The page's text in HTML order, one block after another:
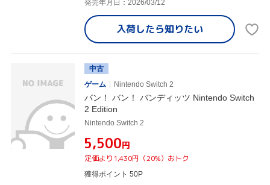
発売年月日：2026/03/12
入荷したら知りたい
中古
ゲーム
Nintendo Switch 2
バン！ バン！ バンディッツ Nintendo Switch
2 Edition
Nintendo Switch 2
¥5,500円
定価より1,430円（20%）おトク
獲得ポイント 50P